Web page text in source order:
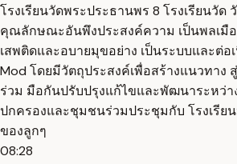
โรงเรียนวัดพระประธานพร 8 โรงเรียนวั
คุณลักษณะอันพึงประสงค์ความ เป็นพลเมือ
เสพติดและอบายมุขอย่าง เป็นระบบและต่
Mod โดยมีวัตถุประสงค์เพื่อสร้างแนวทา
ร่วม มือกันปรับปรุงแก้ไขและพัฒนาระหว่า
ปกครองและชุมชนร่วมประชุมกับ โรงเรีย
ของลูกๆ
08:28